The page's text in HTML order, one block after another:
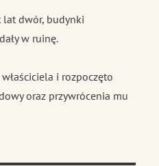
lat dwór, budynki
w ruinę.
i rozpoczęto
oraz przywrócenia mu